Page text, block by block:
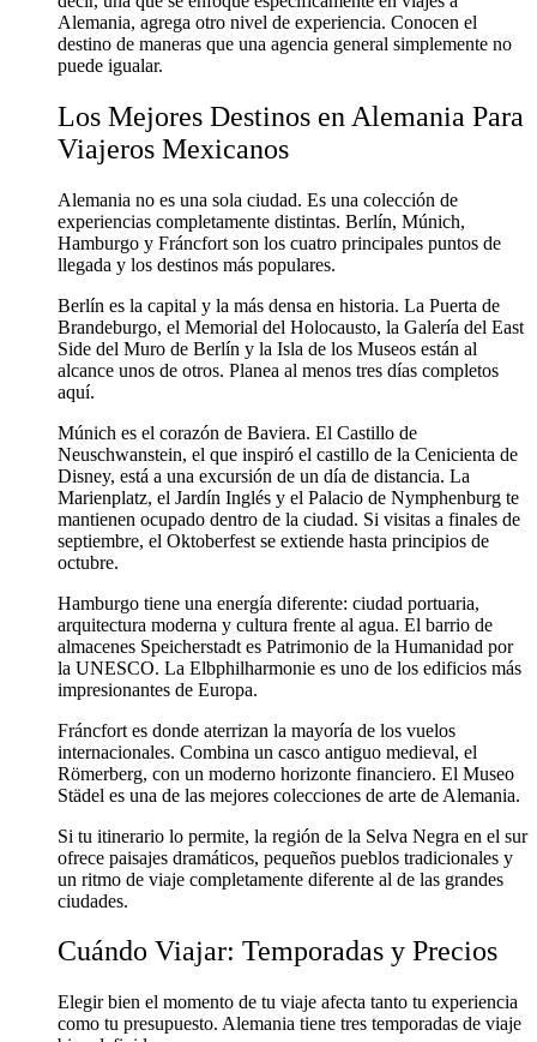
Alemania, agrega otro nivel de experiencia. Conocen el
destino de maneras que una agencia general simplemente no
puede igualar.
Los Mejores Destinos en Alemania Para
Viajeros Mexicanos
Alemania no es una sola ciudad. Es una colección de
experiencias completamente distintas. Berlín, Múnich,
Hamburgo y Fráncfort son los cuatro principales puntos de
llegada y los destinos más populares.
Berlín es la capital y la más densa en historia. La Puerta de
Brandeburgo, el Memorial del Holocausto, la Galería del East
Side del Muro de Berlín y la Isla de los Museos están al
alcance unos de otros. Planea al menos tres días completos
aquí.
Múnich es el corazón de Baviera. El Castillo de
Neuschwanstein, el que inspiró el castillo de la Cenicienta de
Disney, está a una excursión de un día de distancia. La
Marienplatz, el Jardín Inglés y el Palacio de Nymphenburg te
mantienen ocupado dentro de la ciudad. Si visitas a finales de
septiembre, el Oktoberfest se extiende hasta principios de
octubre.
Hamburgo tiene una energía diferente: ciudad portuaria,
arquitectura moderna y cultura frente al agua. El barrio de
almacenes Speicherstadt es Patrimonio de la Humanidad por
la UNESCO. La Elbphilharmonie es uno de los edificios más
impresionantes de Europa.
Fráncfort es donde aterrizan la mayoría de los vuelos
internacionales. Combina un casco antiguo medieval, el
Römerberg, con un moderno horizonte financiero. El Museo
Städel es una de las mejores colecciones de arte de Alemania.
Si tu itinerario lo permite, la región de la Selva Negra en el sur
ofrece paisajes dramáticos, pequeños pueblos tradicionales y
un ritmo de viaje completamente diferente al de las grandes
ciudades.
Cuándo Viajar: Temporadas y Precios
Elegir bien el momento de tu viaje afecta tanto tu experiencia
como tu presupuesto. Alemania tiene tres temporadas de viaje